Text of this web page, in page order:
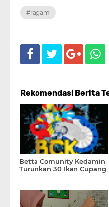
#ragam
Rekomendasi Berita
Betta Comunity Kedamin
Turunkan 30 Ikan Cupang